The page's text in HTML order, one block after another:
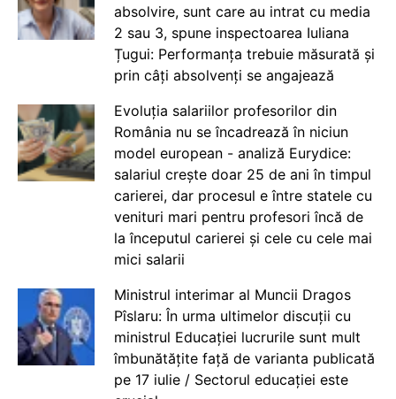
absolvire, sunt care au intrat cu media
2 sau 3, spune inspectoarea Iuliana
Țugui: Performanța trebuie măsurată și
prin câți absolvenți se angajează
Evoluția salariilor profesorilor din
România nu se încadrează în niciun
model european - analiză Eurydice:
salariul crește doar 25 de ani în timpul
carierei, dar procesul e între statele cu
venituri mari pentru profesori încă de
la începutul carierei și cele cu cele mai
mici salarii
Ministrul interimar al Muncii Dragos
Pîslaru: În urma ultimelor discuții cu
ministrul Educației lucrurile sunt mult
îmbunătățite față de varianta publicată
pe 17 iulie / Sectorul educației este